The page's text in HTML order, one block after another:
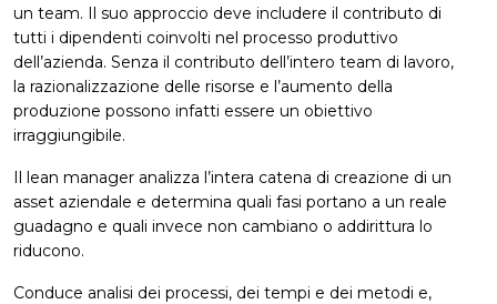
un team. Il suo approccio deve includere il contributo di
tutti i dipendenti coinvolti nel processo produttivo
dell’azienda. Senza il contributo dell’intero team di lavoro,
la razionalizzazione delle risorse e l’aumento della
produzione possono infatti essere un obiettivo
irraggiungibile.
Il lean manager analizza l’intera catena di creazione di un
asset aziendale e determina quali fasi portano a un reale
guadagno e quali invece non cambiano o addirittura lo
riducono.
Conduce analisi dei processi, dei tempi e dei metodi e,